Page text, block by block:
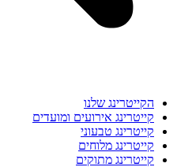
הקייטרינג שלנו
קייטרינג אירועים ומועדים
קייטרינג טבעוני
קייטרינג מלוחים
קייטרינג מתוקים